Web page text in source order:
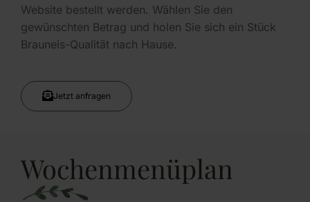
Website bestellt werden. Wählen Sie den
gewünschten Betrag und holen Sie sich ein Stück
Brauneis-Qualität nach Hause.
Jetzt anfragen
Wochenmenüplan